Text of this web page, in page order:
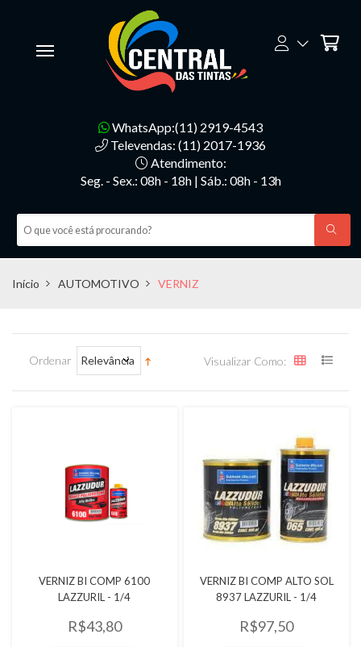
WhatsApp:(11) 2919-4543
Televendas: (11) 2017-1936
Atendimento:
Seg. - Sex.: 08h - 18h | Sáb.: 08h - 13h
Início AUTOMOTIVO VERNIZ
Ordenar Relevância Visualizar Como:
Quickview
VERNIZ BI COMP 6100
LAZZURIL - 1/4
R$43,80
Quickview
VERNIZ BI COMP ALTO SOL
8937 LAZZURIL - 1/4
R$97,50